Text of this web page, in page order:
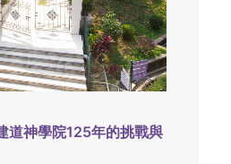
道神學院125年的挑戰與